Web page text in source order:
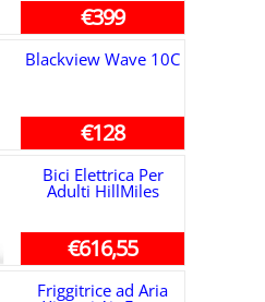
€399
Blackview Wave 10C
€128
Bici Elettrica Per
Adulti HillMiles
€616,55
Friggitrice ad Aria